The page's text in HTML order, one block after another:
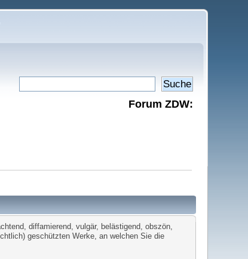
Forum ZDW:
diffamierend, vulgär, belästigend, obszön,
geschützten Werke, an welchen Sie die